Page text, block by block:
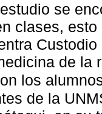
se
clases,
de la
los
de la